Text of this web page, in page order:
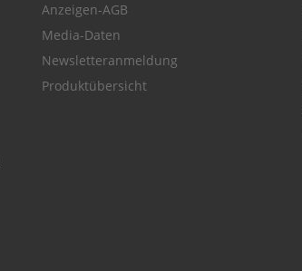
Anzeigen-AGB
Media-Daten
Newsletteranmeldung
Produktübersicht